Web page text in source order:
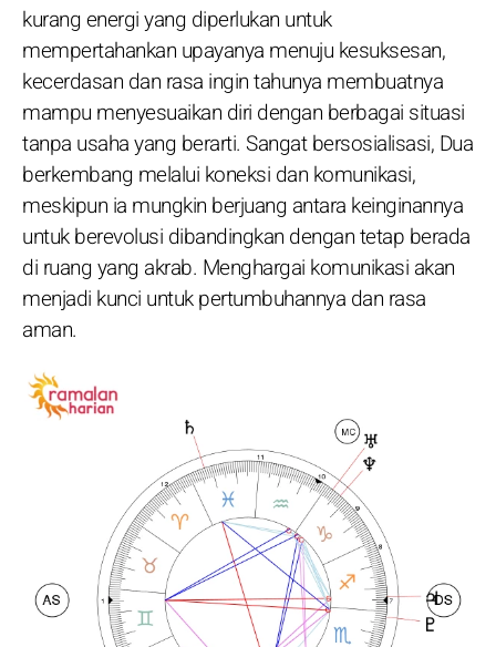
kurang energi yang diperlukan untuk
mempertahankan upayanya menuju kesuksesan,
kecerdasan dan rasa ingin tahunya membuatnya
mampu menyesuaikan diri dengan berbagai situasi
tanpa usaha yang berarti. Sangat bersosialisasi, Dua
berkembang melalui koneksi dan komunikasi,
meskipun ia mungkin berjuang antara keinginannya
untuk berevolusi dibandingkan dengan tetap berada
di ruang yang akrab. Menghargai komunikasi akan
menjadi kunci untuk pertumbuhannya dan rasa
aman.